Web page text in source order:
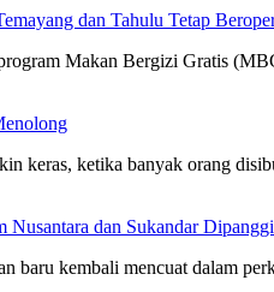
dan Tahulu Tetap
Makan Bergizi Gratis
keras, ketika banyak orang
dan Sukandar
baru kembali mencuat dalam